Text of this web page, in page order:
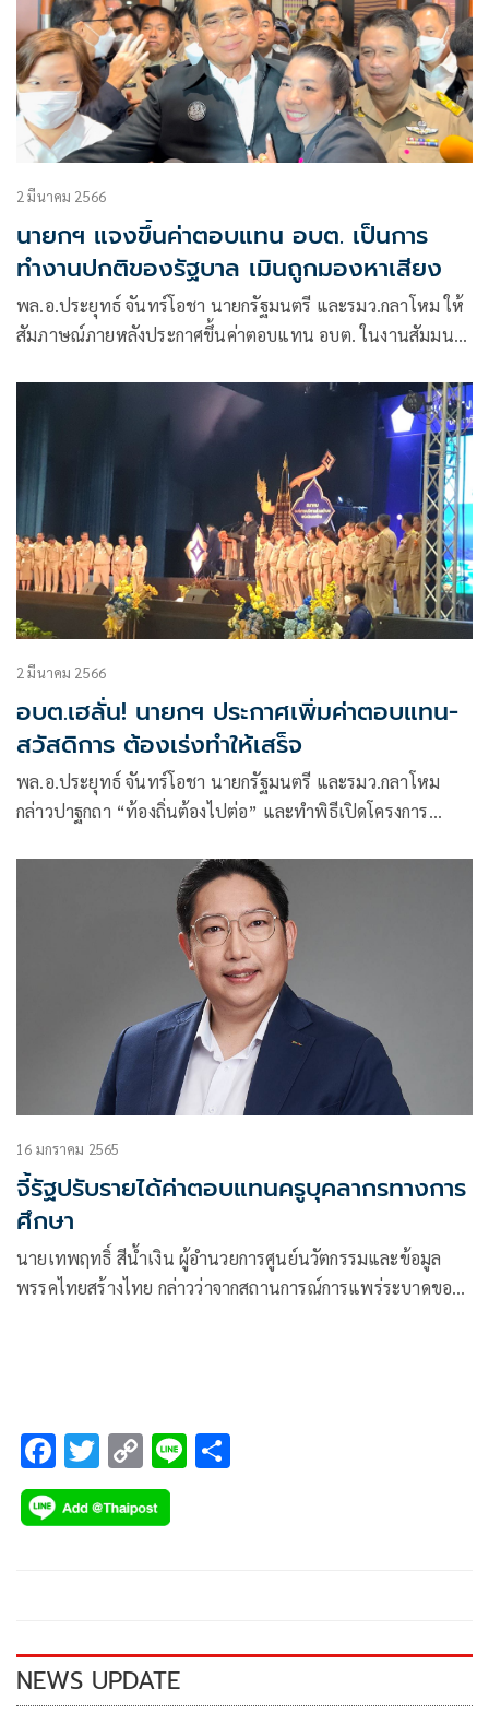
2 มีนาคม 2566
นายกฯ แจงขึ้นค่าตอบแทน อบต. เป็นการ
ทำงานปกติของรัฐบาล เมินถูกมองหาเสียง
พล.อ.ประยุทธ์ จันทร์โอชา นายกรัฐมนตรี และรมว.กลาโหม ให้
สัมภาษณ์ภายหลังประกาศขึ้นค่าตอบแทน อบต. ในงานสัมมนา
2 มีนาคม 2566
อบต.เฮลั่น! นายกฯ ประกาศเพิ่มค่าตอบแทน-
สวัสดิการ ต้องเร่งทำให้เสร็จ
พล.อ.ประยุทธ์ จันทร์โอชา นายกรัฐมนตรี และรมว.กลาโหม
กล่าวปาฐกถา “ท้องถิ่นต้องไปต่อ” และทำพิธีเปิดโครงการ
อย่างยั่งยืน” ว่า ขอบคุณมากทุกคนที่ได้มาเจอกันในวันนี้จาก
16 มกราคม 2565
จี้รัฐปรับรายได้ค่าตอบแทนครูบุคลากรทางการ
ศึกษา
นายเทพฤทธิ์ สีน้ำเงิน ผู้อำนวยการศูนย์นวัตกรรมและข้อมูล
พรรคไทยสร้างไทย กล่าวว่าจากสถานการณ์การแพร่ระบาดของ
F
ac
e
k
T
wi
tt
C
o
p
k
Li
NEWS UPDATE